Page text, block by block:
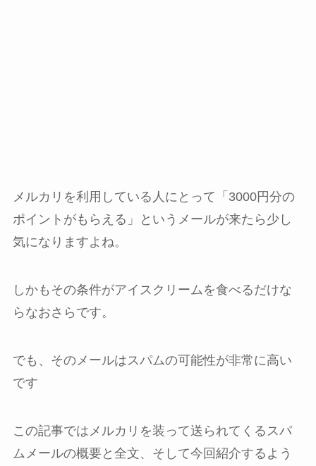
メルカリを利用している人にとって「3000円分の
ポイントがもらえる」というメールが来たら少し
気になりますよね。
しかもその条件がアイスクリームを食べるだけな
らなおさらです。
でも、そのメールはスパムの可能性が非常に高い
です
この記事ではメルカリを装って送られてくるスパ
ムメールの概要と全文、そして今回紹介するよう